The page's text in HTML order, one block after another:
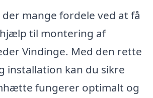
der mange fordele ved at få
til montering af
Vindinge. Med den rette
installation kan du sikre
fungerer optimalt og